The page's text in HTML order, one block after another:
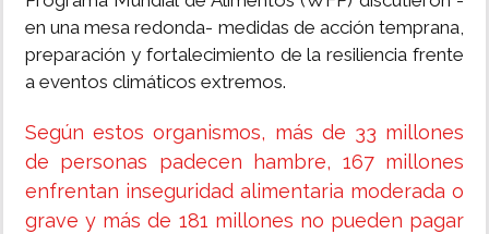
en una mesa redonda- medidas de acción temprana,
preparación y fortalecimiento de la resiliencia frente
a eventos climáticos extremos.
Según estos organismos, más de 33 millones
de personas padecen hambre, 167 millones
enfrentan inseguridad alimentaria moderada o
grave y más de 181 millones no pueden pagar